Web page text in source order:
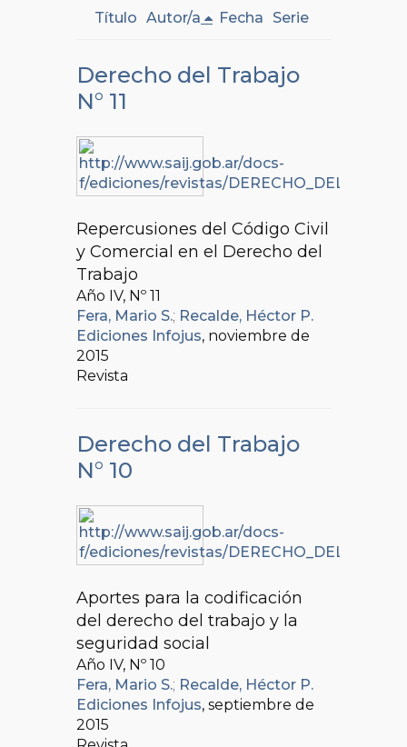
Título Autor/a Fecha Serie
Derecho del Trabajo
N° 11
Repercusiones del Código Civil
y Comercial en el Derecho del
Trabajo
Año IV, Nº 11
Fera, Mario S.; Recalde, Héctor P.
Ediciones Infojus, noviembre de
2015
Revista
Derecho del Trabajo
N° 10
Aportes para la codificación
del derecho del trabajo y la
seguridad social
Año IV, Nº 10
Fera, Mario S.; Recalde, Héctor P.
Ediciones Infojus, septiembre de
2015